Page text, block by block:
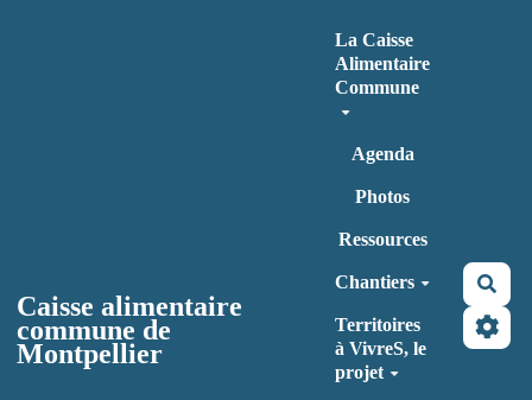
Caisse alimentaire
commune de
Montpellier
La Caisse
Alimentaire
Commune
Agenda
Photos
Ressources
Chantiers
Territoires
à VivreS, le
projet